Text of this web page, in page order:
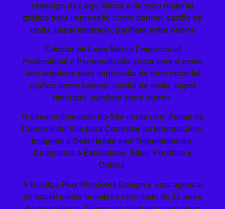
redesign da Logo Marca e de todo material
gráfico para impressão como banner, cartão de
visita, papel timbrado, panfleto entre outros
Criação da Logo Marca Empresarial
Profissional e Personalizada conta com o envio
dos arquivos para impressão de todo material
gráfico como banner, cartão de visita, papel
timbrado, panfleto entre outros.
O desenvolvimento do Site conta com Painel de
Controle do Site para Controlar as Informações,
Imagens e Descrições sem Dependências.
Completos e Exclusivos. Sites, Portfólio e
Outros.
A Divulga Plux WebSites Design é uma agência
de social media brasileira com mais de 12 anos